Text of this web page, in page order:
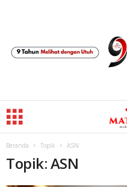
Beranda Topik ASN
Topik: ASN